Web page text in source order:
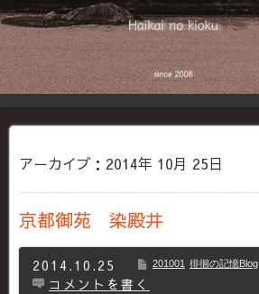
アーカイブ：2014年 10月 25日
京都御苑 染殿井
2014.10.25 201001 徘徊の記憶Blog
コメントを書く